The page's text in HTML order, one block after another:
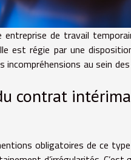
de travail
est régie par une
au sein
contrat
obligatoires de ce type